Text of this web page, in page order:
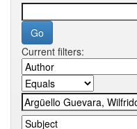
Current filters: